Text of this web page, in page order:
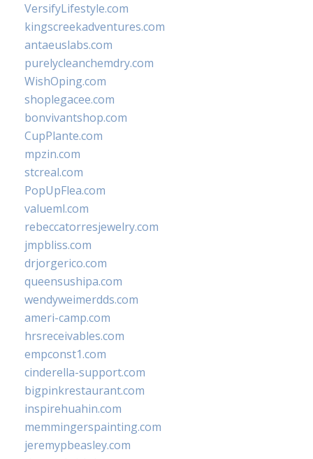
VersifyLifestyle.com
kingscreekadventures.com
antaeuslabs.com
purelycleanchemdry.com
WishOping.com
shoplegacee.com
bonvivantshop.com
CupPlante.com
mpzin.com
stcreal.com
PopUpFlea.com
valueml.com
rebeccatorresjewelry.com
jmpbliss.com
drjorgerico.com
queensushipa.com
wendyweimerdds.com
ameri-camp.com
hrsreceivables.com
empconst1.com
cinderella-support.com
bigpinkrestaurant.com
inspirehuahin.com
memmingerspainting.com
jeremypbeasley.com